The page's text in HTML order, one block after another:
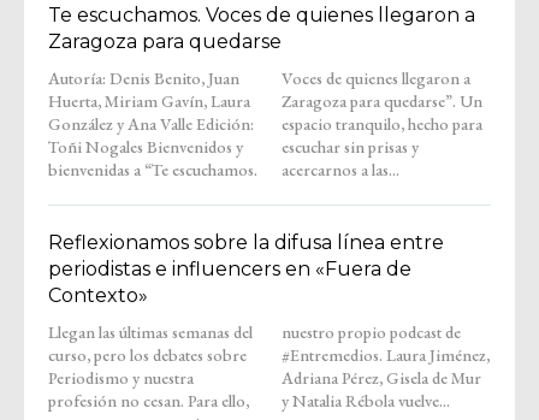
Te escuchamos. Voces de quienes llegaron a
Zaragoza para quedarse
Autoría: Denis Benito, Juan
Huerta, Miriam Gavín, Laura
González y Ana Valle Edición:
Toñi Nogales Bienvenidos y
bienvenidas a “Te escuchamos.
Voces de quienes llegaron a
Zaragoza para quedarse”. Un
espacio tranquilo, hecho para
escuchar sin prisas y
acercarnos a las...
Reflexionamos sobre la difusa línea entre
periodistas e influencers en «Fuera de
Contexto»
Llegan las últimas semanas del
curso, pero los debates sobre
Periodismo y nuestra
profesión no cesan. Para ello,
nuestro propio podcast de
#Entremedios. Laura Jiménez,
Adriana Pérez, Gisela de Mur
y Natalia Rébola vuelve...